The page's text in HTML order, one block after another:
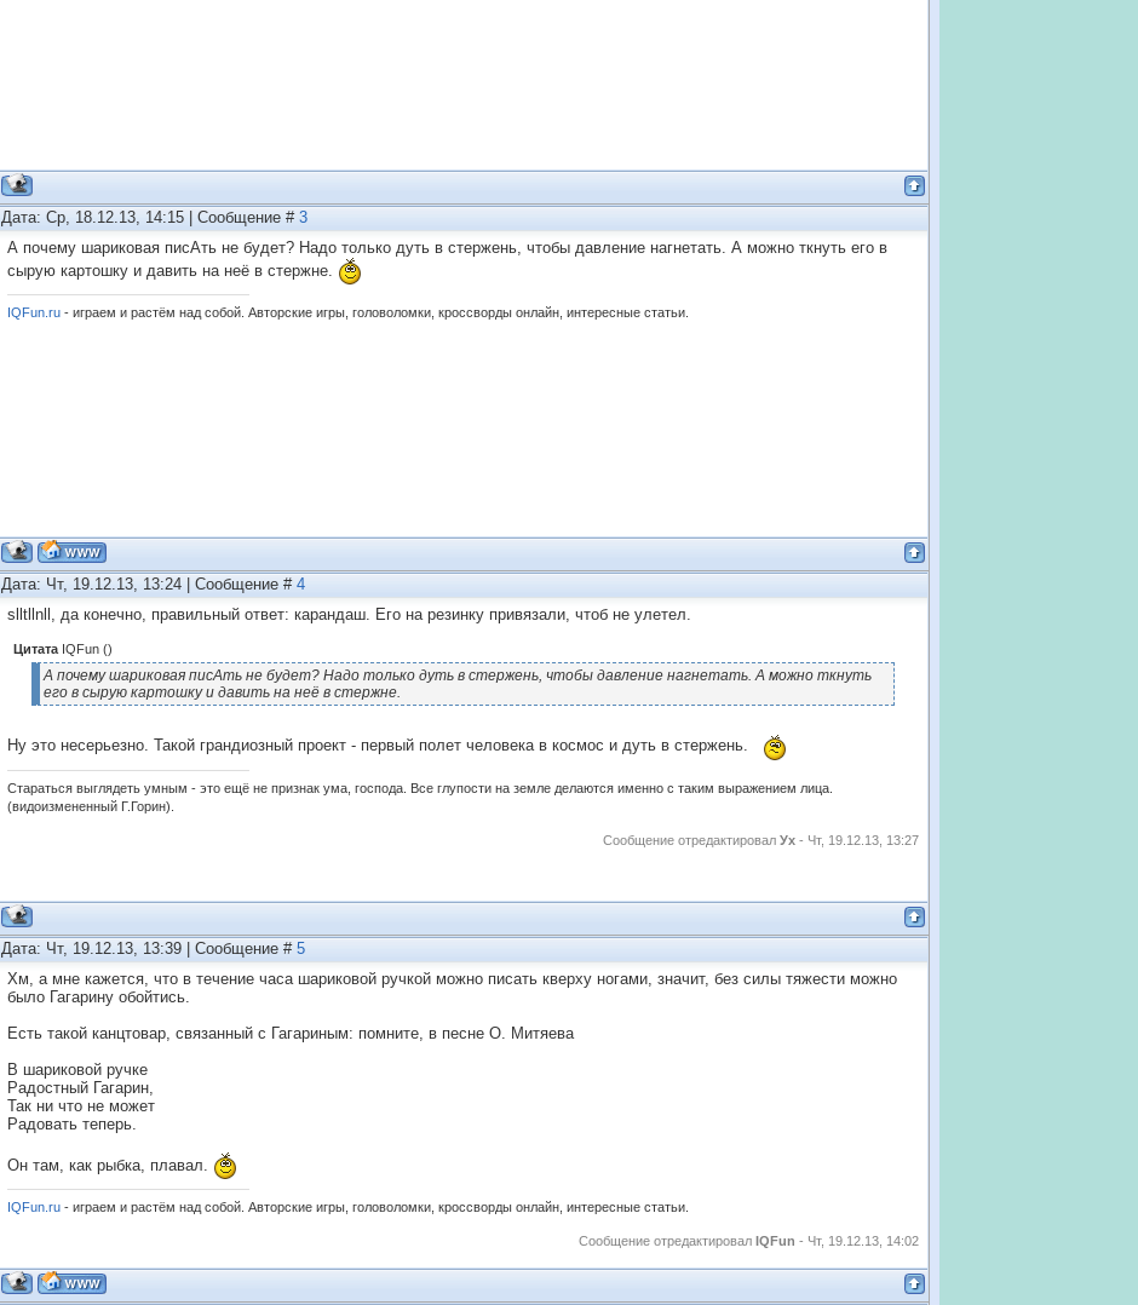
Дата: Ср, 18.12.13, 14:15 | Сообщение # 3
А почему шариковая писАть не будет? Надо только дуть в стержень, чтобы давление нагнетать. А можно ткнуть его в
сырую картошку и давить на неё в стержне.
IQFun.ru - играем и растём над собой. Авторские игры, головоломки, кроссворды онлайн, интересные статьи.
Дата: Чт, 19.12.13, 13:24 | Сообщение # 4
slltllnll, да конечно, правильный ответ: карандаш. Его на резинку привязали, чтоб не улетел.
Цитата IQFun ()
А почему шариковая писАть не будет? Надо только дуть в стержень, чтобы давление нагнетать. А можно ткнуть
его в сырую картошку и давить на неё в стержне.
Ну это несерьезно. Такой грандиозный проект - первый полет человека в космос и дуть в стержень.
Стараться выглядеть умным - это ещё не признак ума, господа. Все глупости на земле делаются именно с таким выражением лица.
(видоизмененный Г.Горин).
Сообщение отредактировал Ух - Чт, 19.12.13, 13:27
Дата: Чт, 19.12.13, 13:39 | Сообщение # 5
Хм, а мне кажется, что в течение часа шариковой ручкой можно писать кверху ногами, значит, без силы тяжести можно
было Гагарину обойтись.
Есть такой канцтовар, связанный с Гагариным: помните, в песне О. Митяева
В шариковой ручке
Радостный Гагарин,
Так ни что не может
Радовать теперь.
Он там, как рыбка, плавал.
IQFun.ru - играем и растём над собой. Авторские игры, головоломки, кроссворды онлайн, интересные статьи.
Сообщение отредактировал IQFun - Чт, 19.12.13, 14:02